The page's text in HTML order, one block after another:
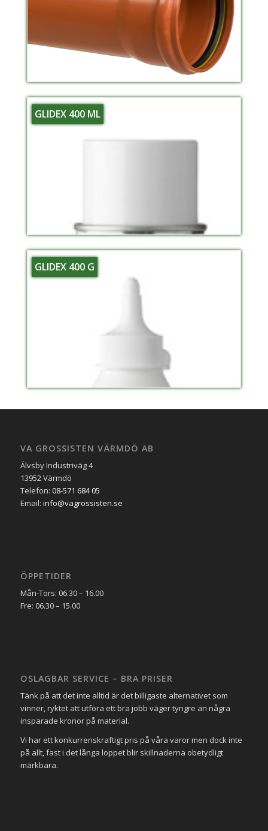
GLIDEX 400 ML
GLIDEX 400 G
VA GROSSISTEN VÄRMDÖ AB
Älvsby Industriväg 4
13952 Värmdö
Telefon: 08-571 684 05
Email: info@vagrossisten.se
ÖPPETIDER
Mån-Tors: 06.30 – 16.00
Fre: 06.30 – 15.00
OSLAGBAR SERVICE – BRA PRISER
Tänk på att det inte alltid är det billigaste alternativet som
vinner, ryktet att utföra ett bra jobb väger tyngre än några
insparade kronor på material.
Vi har ett konkurrenskraftigt pris på våra varor men dock inte
på allt, fast i det långa loppet blir skillnaderna obetydligt
märkbara.